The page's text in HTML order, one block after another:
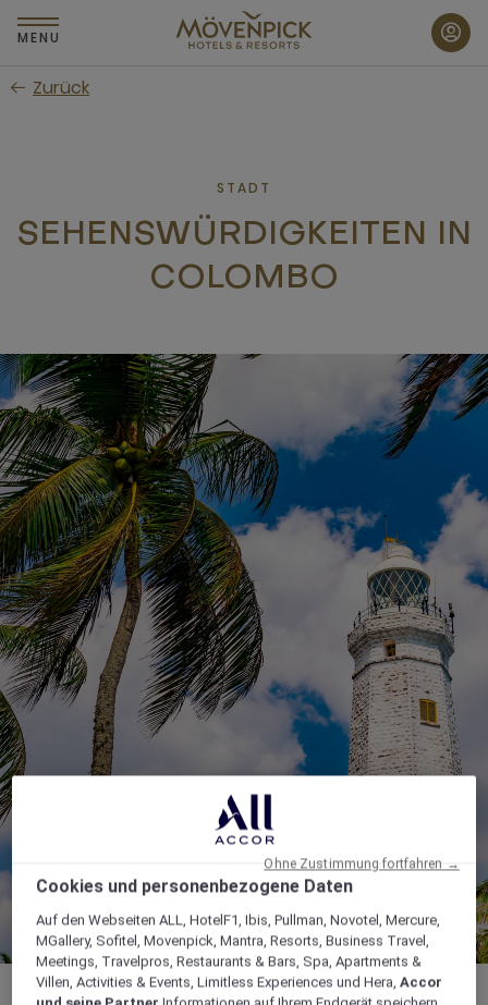
Zum
Hauptinhalt
MENU
Zurück
STADT
SEHENSWÜRDIGKEITEN IN
COLOMBO
Cookies und personenbezogene Daten
Auf den Webseiten ALL, HotelF1, Ibis, Pullman, Novotel, Mercure,
MGallery, Sofitel, Movenpick, Mantra, Resorts, Business Travel,
Meetings, Travelpros, Restaurants & Bars, Spa, Apartments &
Villen, Activities & Events, Limitless Experiences und Hera,Accor
Ohne Zustimmung fortfahren →